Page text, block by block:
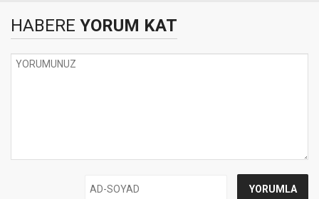
HABERE YORUM KAT